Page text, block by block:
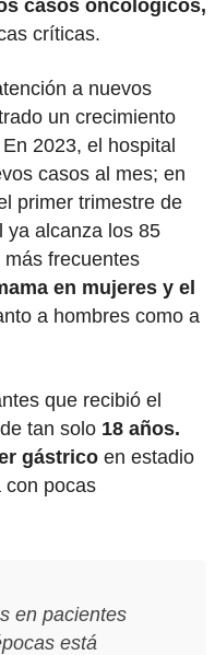
casos oncológicos,
críticas.
a nuevos
un crecimiento
2023, el hospital
casos al mes; en
primer trimestre de
ya alcanza los 85
frecuentes
en mujeres y el
a hombres como a
que recibió el
tan solo 18 años.
gástrico en estadio
con pocas
en pacientes
está